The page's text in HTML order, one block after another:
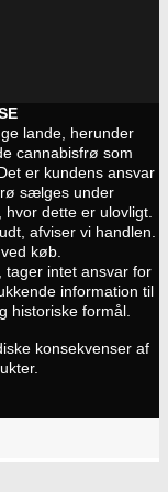
lande, herunder
cannabisfrø som
er kundens ansvar
sælges under
dette er ulovligt.
afviser vi handlen.
køb.
tager intet ansvar for
information til
formål.
konsekvenser af